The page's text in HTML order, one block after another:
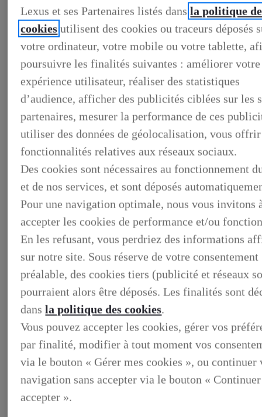
LES AVANTAGES LEXUS BUSINESS
ELECTRIFIED TESTDRIVE
ELECTRIFIED PROGRAM
NOS OFFRES DU MOMENT
NOS SOLUTIONS DE FINANCEMENT
L'HYBRIDE POUR LES PROFESSIONNELS
CONTACTEZ-NOUS
BUSINESS
DECOUVREZ NOS SOLUTIONS DEDIEES AUX
PROFESSIONNELS
BUSINESS, DECOUVREZ NOS SOLUTIONS DEDIEES
AUX PROFESSIONNELS
VOTRE LEXUS
ENTRETIEN & REPARATION
Entretien du vehicule
Lexus et ses Partenaires listés dansla politique
cookies utilisent des cookies ou traceurs déposés
votre ordinateur, votre mobile ou votre tablette,
poursuivre les finalités suivantes : améliorer votre
expérience utilisateur, réaliser des statistiques
d’audience, afficher des publicités ciblées sur les
partenaires, mesurer la performance de ces
utiliser des données de géolocalisation, vous offrir
fonctionnalités relatives aux réseaux sociaux.
Des cookies sont nécessaires au fonctionnement
et de nos services, et sont déposés
Pour une navigation optimale, nous vous invitons
accepter les cookies de performance et/ou
En les refusant, vous perdriez des informations
sur notre site. Sous réserve de votre consentement
préalable, des cookies tiers (publicité et réseaux
pourraient alors être déposés. Les finalités sont
dansla politique des cookies.
Vous pouvez accepter les cookies, gérer vos
par finalité, modifier à tout moment vos
via le bouton « Gérer mes cookies », ou continuer
navigation sans accepter via le bouton « Continuer
accepter ».